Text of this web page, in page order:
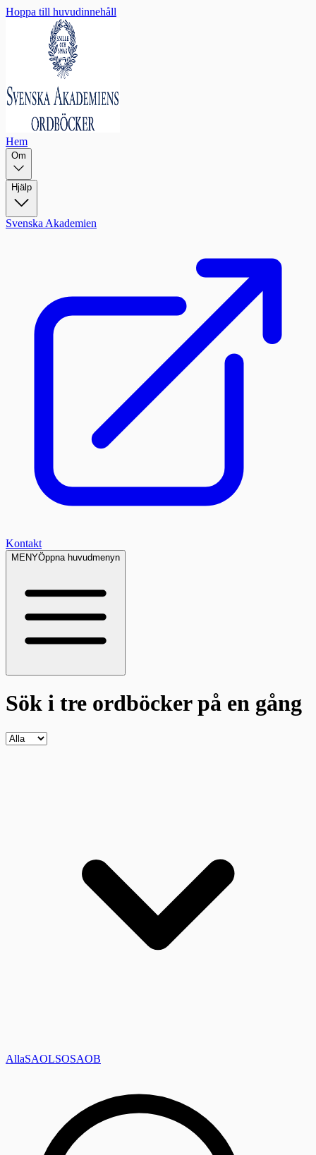
Hoppa till huvudinnehåll
Hem
Om
Hjälp
Svenska Akademien
Kontakt
MENYÖppna huvudmenyn
Sök i tre ordböckerpå en gång
AllaSAOLSOSAOB